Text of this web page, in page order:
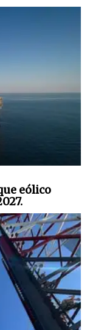
eólico